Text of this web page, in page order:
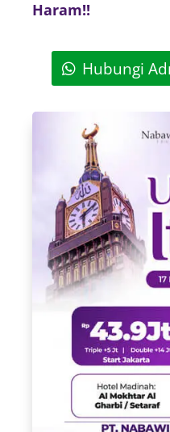
Haram!!
Hubungi